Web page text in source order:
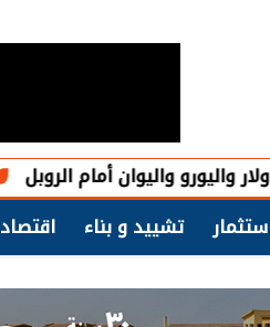
130.2 مليار يورو.. مخصصات البحث والتطوير في الاتحاد الأوروبي خلال 2025 أمام الروبل
تشييد و بناء اقتصاد